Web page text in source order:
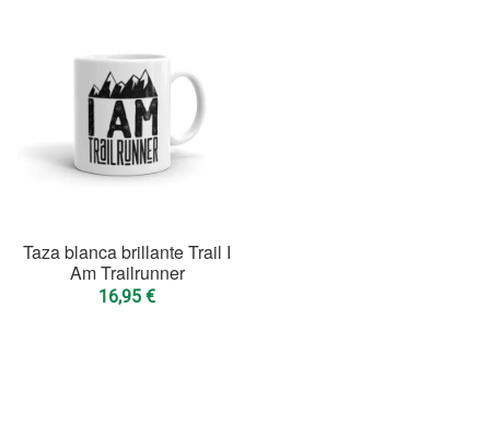
Taza blanca brillante Trail I
Am Trailrunner
16,95 €